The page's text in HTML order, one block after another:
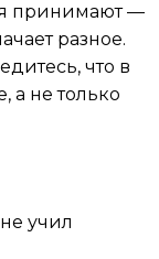
принимают —
разное.
что в
а не только
учил